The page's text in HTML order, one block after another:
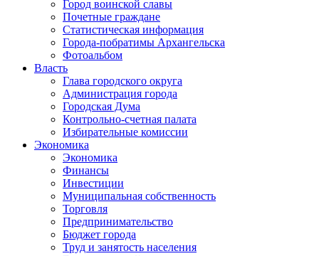
Город воинской славы
Почетные граждане
Статистическая информация
Города-побратимы Архангельска
Фотоальбом
Власть
Глава городского округа
Администрация города
Городская Дума
Контрольно-счетная палата
Избирательные комиссии
Экономика
Экономика
Финансы
Инвестиции
Муниципальная собственность
Торговля
Предпринимательство
Бюджет города
Труд и занятость населения